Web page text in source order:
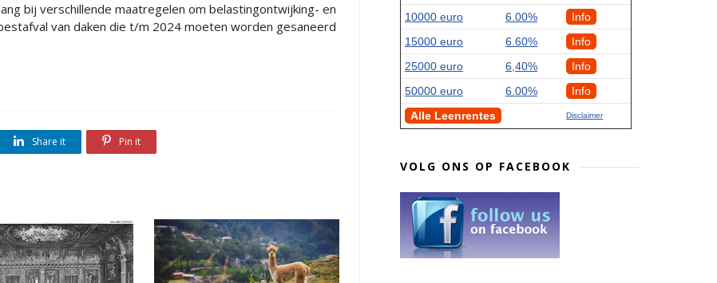
bij verschillende maatregelen om belastingontwijking- en
van daken die t/m 2024 moeten worden gesaneerd
Share it Pin it
10000 euro
6.00%
Info
15000 euro
6.60%
Info
25000 euro
6,40%
Info
50000 euro
6.00%
Info
Alle Leenrentes
Disclaimer
VOLG ONS OP FACEBOOK